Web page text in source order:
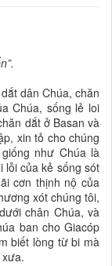
dân Chúa, chăn
Chúa, sống lẻ loi
dắt ở Basan và
xin tỏ cho chúng
như Chúa là
lỗi của kẻ sống sót
cơn thịnh nộ của
xót chúng tôi,
chân Chúa, và
ban cho Giacóp
biết lòng từ bi mà